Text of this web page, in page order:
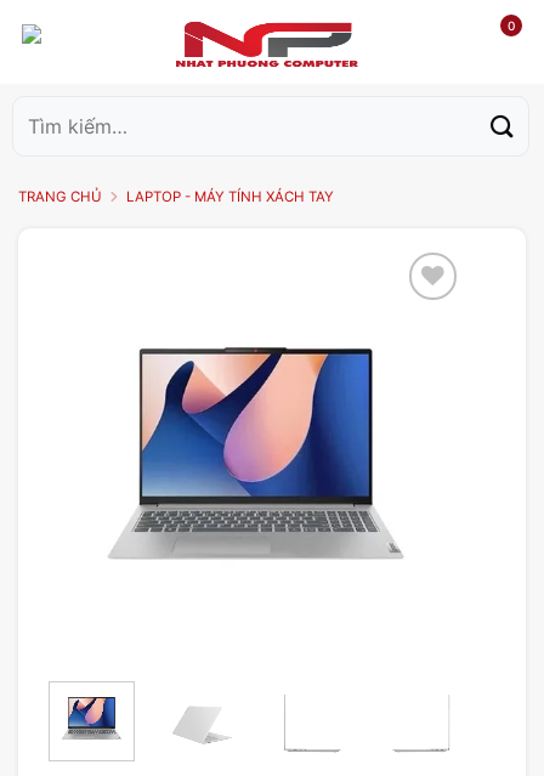
0
kiếm:
TRANG CHỦ LAPTOP - MÁY TÍNH XÁCH TAY